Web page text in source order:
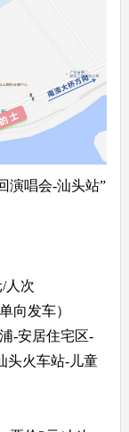
演唱会-汕头站”
次
向发车）
-安居住宅区-
头火车站-儿童